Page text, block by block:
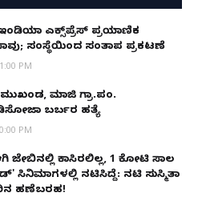
ಎಕ್ಸ್‌ಪ್ರೆಸ್ ಪ್ರಯಾಣಿಕ
ಸಂಸ್ಥೆಯಿಂದ ಸಂತಾಪ ಪ್ರಕಟಣೆ
PM
ಮುಖಂಡ, ಮಾಜಿ ಗ್ರಾ.ಪಂ.
ಬರ್ಬರ ಹತ್ಯೆ
PM
ಜೇಬಿನಲ್ಲಿ ಕಾಸಿರಲಿಲ್ಲ, ₹1 ಕೋಟಿ ಸಾಲ
ಸಿನಿಮಾಗಳಲ್ಲಿ ನಟಿಸಿದ್ದೆ: ನಟಿ ಸುಸ್ಮಿತಾ
ಹಣೆಬರಹ!